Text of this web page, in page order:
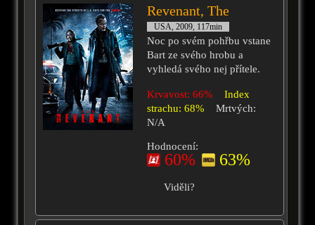
Revenant, The
USA, 2009, 117min
Noc po svém pohřbu vstane
Bart ze svého hrobu a
vyhledá svého nej přítele.
Krvavost: 66%
Index
strachu: 68%
Mrtvých:
N/A
Hodnocení:
60% 63%
Viděli?